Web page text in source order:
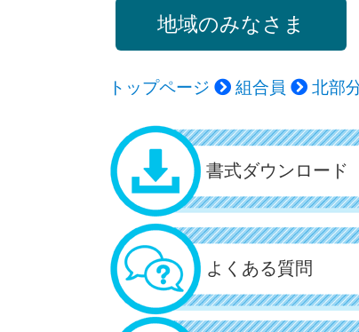
地域のみなさま
トップページ 組合員 北部
書式ダウンロード
よくある質問